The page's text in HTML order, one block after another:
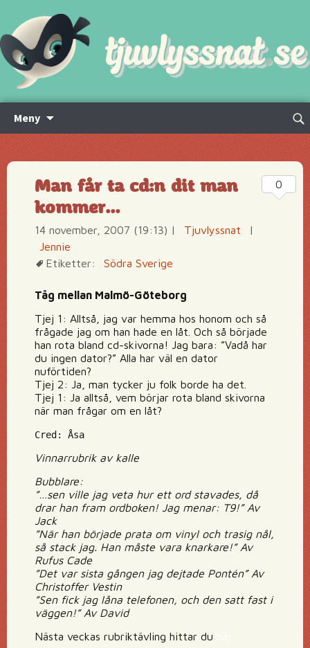
Meny
innehåll
Sök
Man får ta cd:n dit man
kommer…
14 november, 2007 (19:13) | Tjuvlyssnat
|
Jennie
Etiketter:
Södra Sverige
Tåg mellan Malmö-Göteborg
Tjej 1: Alltså, jag var hemma hos honom och så
frågade jag om han hade en låt. Och så började
han rota bland cd-skivorna! Jag bara: ”Vadå har
du ingen dator?” Alla har väl en dator
nuförtiden?
Tjej 2: Ja, man tycker ju folk borde ha det.
Tjej 1: Ja alltså, vem börjar rota bland skivorna
när man frågar om en låt?
Cred: Åsa
Vinnarrubrik av kalle
Bubblare:
”…sen ville jag veta hur ett ord stavades, då
drar han fram ordboken! Jag menar: T9!” Av
Jack
”När han började prata om vinyl och trasig nål,
så stack jag. Han måste vara knarkare!” Av
Rufus Cade
”Det var sista gången jag dejtade Pontén” Av
Christoffer Vestin
”Sen fick jag låna telefonen, och den satt fast i
väggen!” Av David
Nästa veckas rubriktävling hittar du
0